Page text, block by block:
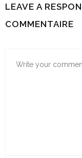
LEAVE A
COMMENTAIRE